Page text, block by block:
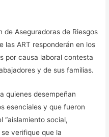
Aseguradoras de Riesgos
las ART responderán en los
por causa laboral contesta
y de sus familias.
desempeñan
esenciales y que fueron
“aislamiento social,
verifique que la